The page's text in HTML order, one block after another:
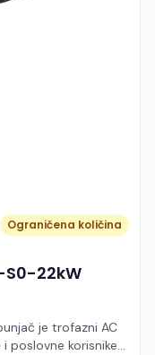
Ograničena količina
S0-22kW
je trofazni AC
poslovne korisnike